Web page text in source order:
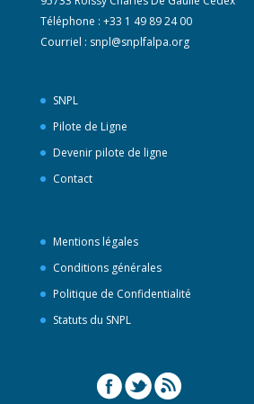
Téléphone : +33 1 49 89 24 00
Courriel : snpl@snplfalpa.org
SNPL
Pilote de Ligne
Devenir pilote de ligne
Contact
Mentions légales
Conditions générales
Politique de Confidentialité
Statuts du SNPL